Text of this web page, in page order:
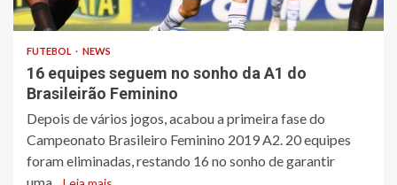
FUTEBOL NEWS
16 equipes seguem no sonho da A1 do
Brasileirão Feminino
Depois de vários jogos, acabou a primeira fase do
Campeonato Brasileiro Feminino 2019 A2. 20 equipes
foram eliminadas, restando 16 no sonho de garantir